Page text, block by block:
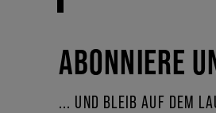
ABONNIERE
... UND BLEIB AUF DEM